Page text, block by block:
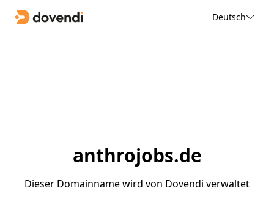
Deutsch
anthrojobs.de
Dieser Domainname wird von Dovendi verwaltet